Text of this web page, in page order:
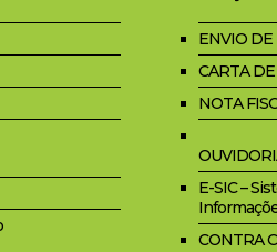
ENVIO DE
CARTA
NOTA
E-SIC –
CONTRA